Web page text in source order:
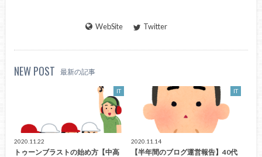
WebSite Twitter
NEW POST 最新の記事
IT
2020.11.22
トゥーンブラストの始め方【中高
IT
2020.11.14
【半年間のブログ運営報告】40代